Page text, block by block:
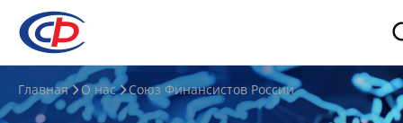
О
нас
Главная О нас Союз Финансистов России